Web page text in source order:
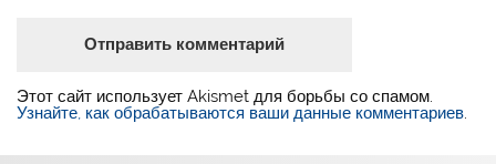
Этот сайт использует Akismet для борьбы со спамом.
Узнайте, как обрабатываются ваши данные комментариев.